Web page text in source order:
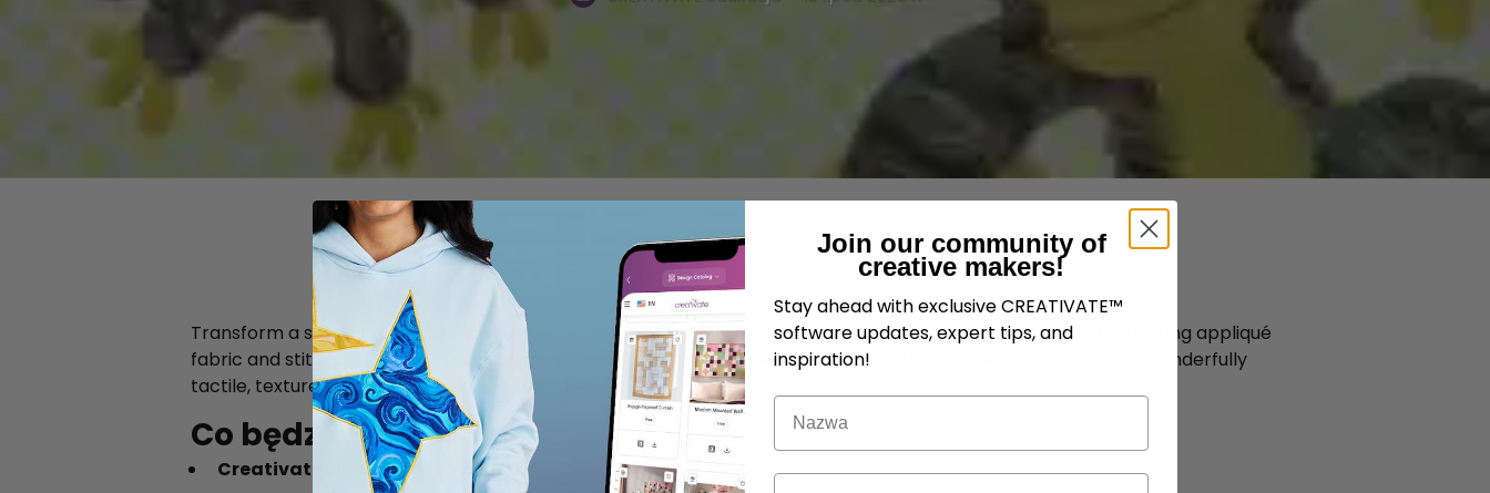
Transform a standard appliqué Super Design into an adorably fuzzy animal using the chenille technique. By layering appliqué
fabric and stitching it down in parallel rows to create channels, then slashing and fluffing the fabric, you get a wonderfully
tactile, textured result that looks like real chenille.
Co będzie potrzebne
Creativate Elite(Windows lub Mac)
Join our community of
creative makers!
Stay ahead with exclusive CREATIVATE™
software updates, expert tips, and
inspiration!
Nazwa
E-mail